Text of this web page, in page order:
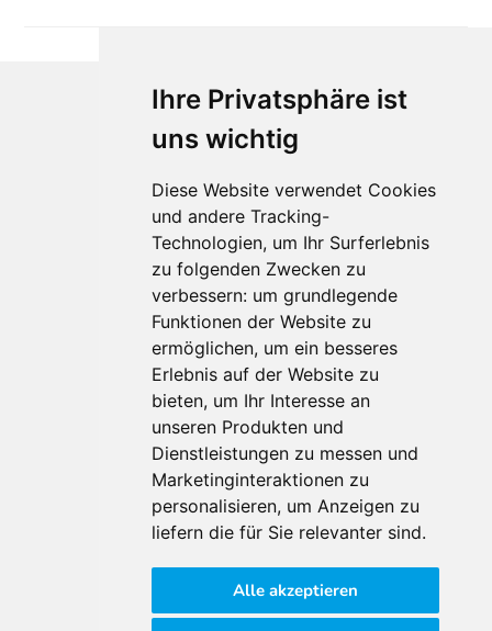
Ihre Privatsphäre ist
uns wichtig
Diese Website verwendet Cookies
und andere Tracking-
Technologien, um Ihr Surferlebnis
zu folgenden Zwecken zu
verbessern: um grundlegende
Funktionen der Website zu
ermöglichen, um ein besseres
Erlebnis auf der Website zu
bieten, um Ihr Interesse an
unseren Produkten und
Dienstleistungen zu messen und
Marketinginteraktionen zu
personalisieren, um Anzeigen zu
liefern die für Sie relevanter sind.
Alle akzeptieren
Für Makler:innen
Über Uns
Vorteile
Kontakt
Software Partner
Teilnahme
FAQ
Für Makler:innen
Impressum
AGB
Datenschutzklärung